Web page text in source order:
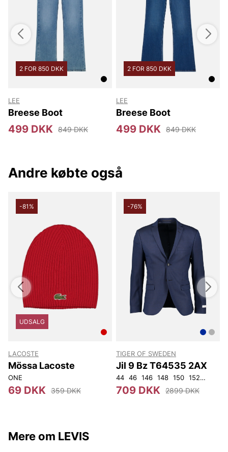
2 FOR 850 DKK
LEE
Breese Boot
499 DKK 849 DKK
2 FOR 850 DKK
LEE
Breese Boot
499 DKK 849 DKK
Andre købte også
-81%
UDSALG
LACOSTE
Mössa Lacoste
ONE
69 DKK 359 DKK
-76%
TIGER OF SWEDEN
Jil 9 Bz T64535 2AX
44 46 146 148 150 152 92
709 DKK 2899 DKK
Mere om LEVIS